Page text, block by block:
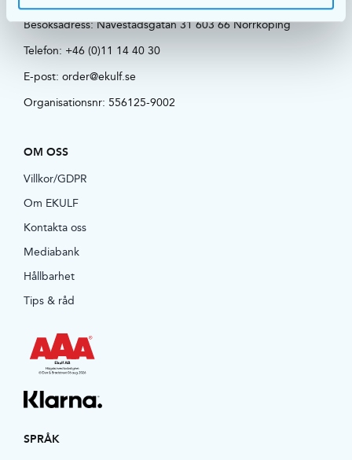
Besöksadress:Navestadsgatan 31 603 66 Norrköping
Telefon: +46 (0)11 14 40 30
E-post: order@ekulf.se
Organisationsnr: 556125-9002
OM OSS
Villkor/GDPR
Om EKULF
Kontakta oss
Mediabank
Hållbarhet
Tips & råd
SPRÅK